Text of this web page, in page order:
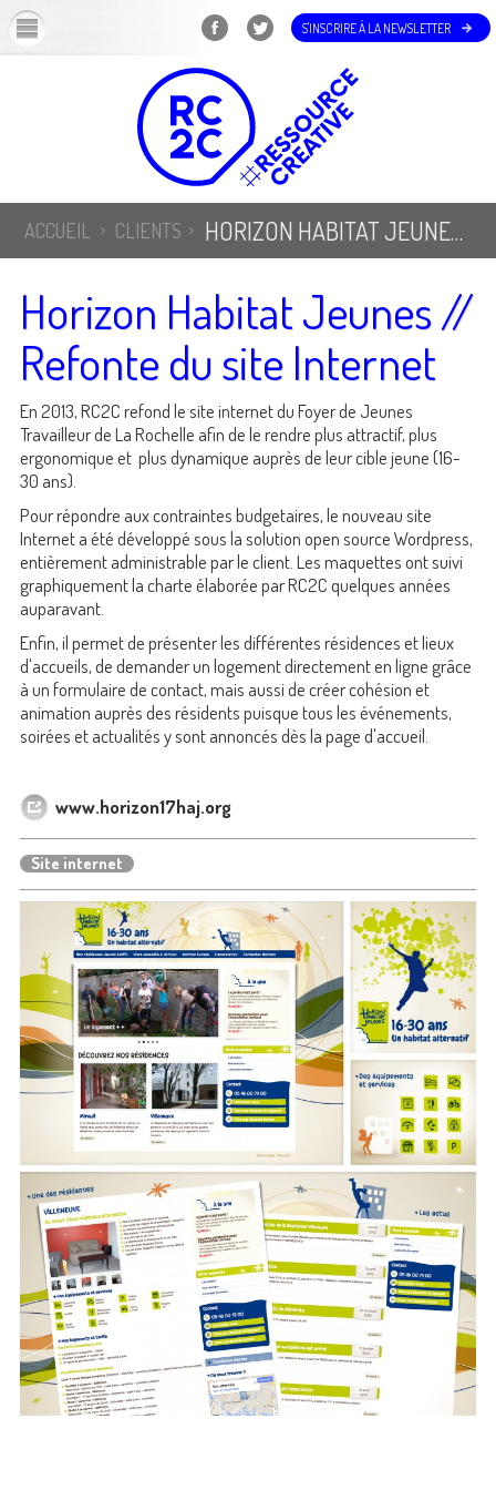
S'INSCRIRE À LA NEWSLETTER
ACCUEIL CLIENTS HORIZON HABITAT JEUNES // REFONTE DU SITE INTERNET
Horizon Habitat Jeunes //
Refonte du site Internet
En 2013, RC2C refond le site internet du Foyer de Jeunes
Travailleur de La Rochelle afin de le rendre plus attractif, plus
ergonomique et plus dynamique auprès de leur cible jeune (16-
30 ans).
Pour répondre aux contraintes budgetaires, le nouveau site
Internet a été développé sous la solution open source Wordpress,
entièrement administrable par le client. Les maquettes ont suivi
graphiquement la charte élaborée par RC2C quelques années
auparavant.
Enfin, il permet de présenter les différentes résidences et lieux
d'accueils, de demander un logement directement en ligne grâce
à un formulaire de contact, mais aussi de créer cohésion et
animation auprès des résidents puisque tous les événements,
soirées et actualités y sont annoncés dès la page d'accueil.
www.horizon17haj.org
Site internet